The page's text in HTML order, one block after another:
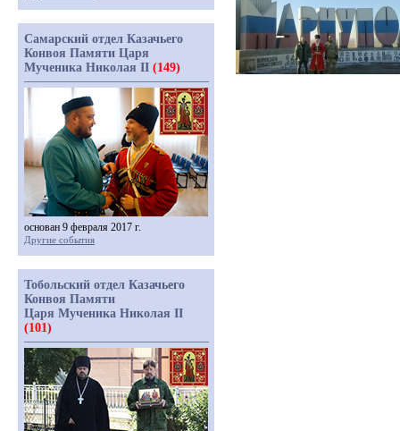
Самарский отдел Казачьего
Конвоя Памяти Царя
Мученика Николая II (149)
основан 9 февраля 2017 г.
Другие события
Тобольский отдел Казачьего
Конвоя Памяти
Царя Мученика Николая II
(101)